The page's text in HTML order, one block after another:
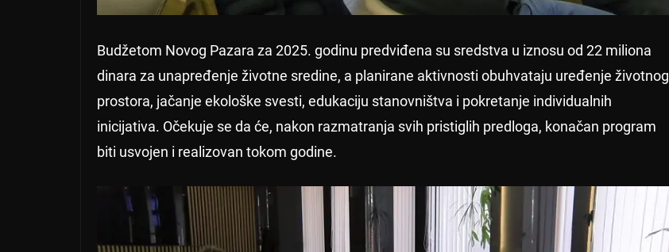
Budžetom Novog Pazara za 2025. godinu predviđena su sredstva u iznosu od 22 miliona
dinara za unapređenje životne sredine, a planirane aktivnosti obuhvataju uređenje životnog
prostora, jačanje ekološke svesti, edukaciju stanovništva i pokretanje individualnih
inicijativa. Očekuje se da će, nakon razmatranja svih pristiglih predloga, konačan program
biti usvojen i realizovan tokom godine.